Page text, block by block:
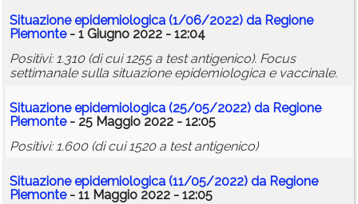
Situazione epidemiologica (1/06/2022) da Regione
Piemonte- 1 Giugno 2022 - 12:04
Positivi: 1.310 (di cui 1255 a test antigenico). Focus
settimanale sulla situazione epidemiologica e vaccinale.
Situazione epidemiologica (25/05/2022) da Regione
Piemonte- 25 Maggio 2022 - 12:05
Positivi: 1.600 (di cui 1520 a test antigenico)
Situazione epidemiologica (11/05/2022) da Regione
Piemonte- 11 Maggio 2022 - 12:05